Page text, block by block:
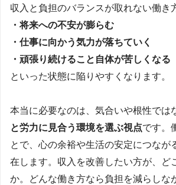
収入と負担のバランスが取れない働き
・将来への不安が膨らむ
・仕事に向かう気力が落ちていく
・頑張り続けること自体が苦しくなる
といった状態に陥りやすくなります。
本当に必要なのは、気合いや根性では
と労力に見合う環境を選ぶ視点です。
とで、心の余裕や生活の安定につなが
在します。収入を改善したい方が、ど
か。どんな働き方なら負担を減らしな